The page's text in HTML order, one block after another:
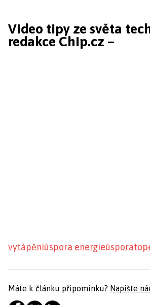
Video tipy ze světa
redakce Chip.cz –
vytápěníúspora energieúspora
Máte k článku připomínku? Napište